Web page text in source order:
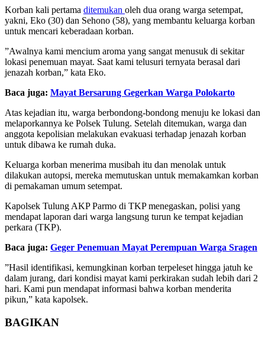
Korban kali pertama ditemukan oleh dua orang warga setempat,
yakni, Eko (30) dan Sehono (58), yang membantu keluarga korban
untuk mencari keberadaan korban.
”Awalnya kami mencium aroma yang sangat menusuk di sekitar
lokasi penemuan mayat. Saat kami telusuri ternyata berasal dari
jenazah korban,” kata Eko.
Baca juga: Mayat Bersarung Gegerkan Warga Polokarto
Atas kejadian itu, warga berbondong-bondong menuju ke lokasi dan
melaporkannya ke Polsek Tulung. Setelah ditemukan, warga dan
anggota kepolisian melakukan evakuasi terhadap jenazah korban
untuk dibawa ke rumah duka.
Keluarga korban menerima musibah itu dan menolak untuk
dilakukan autopsi, mereka memutuskan untuk memakamkan korban
di pemakaman umum setempat.
Kapolsek Tulung AKP Parmo di TKP menegaskan, polisi yang
mendapat laporan dari warga langsung turun ke tempat kejadian
perkara (TKP).
Baca juga: Geger Penemuan Mayat Perempuan Warga Sragen
”Hasil identifikasi, kemungkinan korban terpeleset hingga jatuh ke
dalam jurang, dari kondisi mayat kami perkirakan sudah lebih dari 2
hari. Kami pun mendapat informasi bahwa korban menderita
pikun,” kata kapolsek.
BAGIKAN